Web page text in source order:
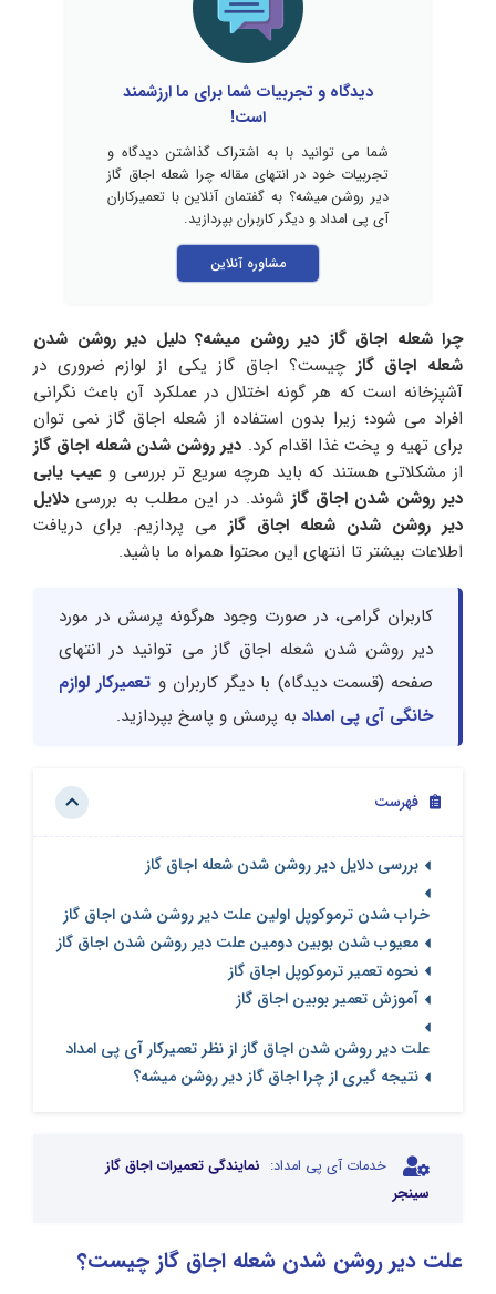
دیدگاه و تجربیات شما برای ما ارزشمند
است!
شما می توانید با به اشتراک گذاشتن دیدگاه و
تجربیات خود در انتهای مقاله چرا شعله اجاق گاز
دیر روشن میشه؟ به گفتمان آنلاین با تعمیرکاران
آی پی امداد و دیگر کاربران بپردازید.
مشاوره آنلاین
چرا شعله اجاق گاز دیر روشن میشه؟ دلیل دیر روشن شدن
شعله اجاق گاز چیست؟ اجاق گاز یکی از لوازم ضروری در
آشپزخانه است که هر گونه اختلال در عملکرد آن باعث نگرانی
افراد می شود؛ زیرا بدون استفاده از شعله اجاق گاز نمی توان
برای تهیه و پخت غذا اقدام کرد. دیر روشن شدن شعله اجاق گاز
از مشکلاتی هستند که باید هرچه سریع تر بررسی و عیب یابی
دیر روشن شدن اجاق گاز شوند. در این مطلب به بررسی دلایل
دیر روشن شدن شعله اجاق گاز می پردازیم. برای دریافت
اطلاعات بیشتر تا انتهای این محتوا همراه ما باشید.
کاربران گرامی، در صورت وجود هرگونه پرسش در مورد
دیر روشن شدن شعله اجاق گاز می توانید در انتهای
صفحه (قسمت دیدگاه) با دیگر کاربران و تعمیرکار لوازم
خانگی آی پی امداد به پرسش و پاسخ بپردازید.
فهرست
بررسی دلایل دیر روشن شدن شعله اجاق گاز
خراب شدن ترموکوپل اولین علت دیر روشن شدن اجاق گاز
معیوب شدن بوبین دومین علت دیر روشن شدن اجاق گاز
نحوه تعمیر ترموکوپل اجاق گاز
آموزش تعمیر بوبین اجاق گاز
علت دیر روشن شدن اجاق گاز از نظر تعمیرکار آی پی امداد
نتیجه گیری از چرا اجاق گاز دیر روشن میشه؟
خدمات آی پی امداد: نمایندگی تعمیرات اجاق گاز
سینجر
علت دیر روشن شدن شعله اجاق گاز چیست؟